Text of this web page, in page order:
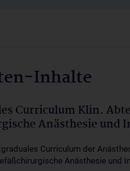
Inhalte
Curriculum Klin.
Anästhesie
Curriculum der
Anästhesie und